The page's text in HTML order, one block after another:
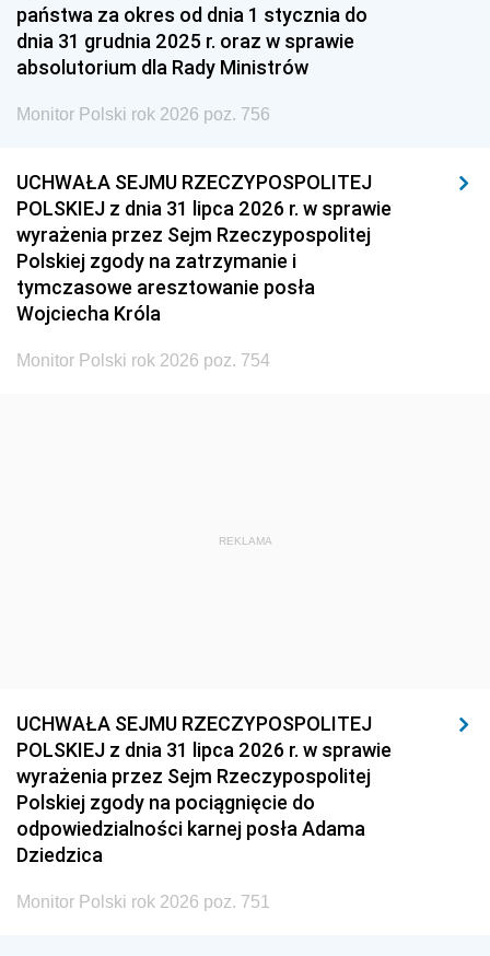
państwa za okres od dnia 1 stycznia do
dnia 31 grudnia 2025 r. oraz w sprawie
absolutorium dla Rady Ministrów
Monitor Polski rok 2026 poz. 756
UCHWAŁA SEJMU RZECZYPOSPOLITEJ
POLSKIEJ z dnia 31 lipca 2026 r. w sprawie
wyrażenia przez Sejm Rzeczypospolitej
Polskiej zgody na zatrzymanie i
tymczasowe aresztowanie posła
Wojciecha Króla
Monitor Polski rok 2026 poz. 754
REKLAMA
UCHWAŁA SEJMU RZECZYPOSPOLITEJ
POLSKIEJ z dnia 31 lipca 2026 r. w sprawie
wyrażenia przez Sejm Rzeczypospolitej
Polskiej zgody na pociągnięcie do
odpowiedzialności karnej posła Adama
Dziedzica
Monitor Polski rok 2026 poz. 751